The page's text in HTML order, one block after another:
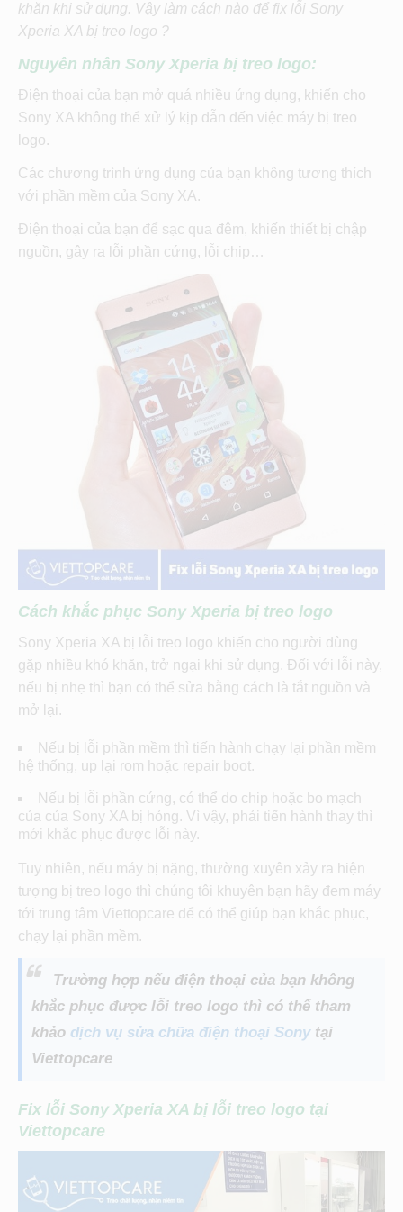
khăn khi sử dụng. Vậy làm cách nào để fix lỗi Sony
Xperia XA bị treo logo ?
Nguyên nhân Sony Xperia bị treo logo:
Điện thoại của bạn mở quá nhiều ứng dụng, khiến cho
Sony XA không thể xử lý kịp dẫn đến việc máy bị treo
logo.
Các chương trình ứng dụng của bạn không tương thích
với phần mềm của Sony XA.
Điện thoại của bạn để sạc qua đêm, khiến thiết bị chập
nguồn, gây ra lỗi phần cứng, lỗi chip…
Cách khắc phục Sony Xperia bị treo logo
Sony Xperia XA bị lỗi treo logo khiến cho người dùng
gặp nhiều khó khăn, trở ngại khi sử dụng. Đối với lỗi này,
nếu bị nhẹ thì bạn có thể sửa bằng cách là tắt nguồn và
mở lại.
Nếu bị lỗi phần mềm thì tiến hành chạy lại phần mềm
hệ thống, up lại rom hoặc repair boot.
Nếu bị lỗi phần cứng, có thể do chip hoặc bo mạch
của của Sony XA bị hỏng. Vì vậy, phải tiến hành thay thì
mới khắc phục được lỗi này.
Tuy nhiên, nếu máy bị nặng, thường xuyên xảy ra hiện
tượng bị treo logo thì chúng tôi khuyên bạn hãy đem máy
tới trung tâm Viettopcare để có thể giúp bạn khắc phục,
chạy lại phần mềm.
Trường hợp nếu điện thoại của bạn không
khắc phục được lỗi treo logo thì có thể tham
khảo dịch vụ sửa chữa điện thoại Sonytại
Viettopcare
Fix lỗi Sony Xperia XA bị lỗi treo logo tại
Viettopcare